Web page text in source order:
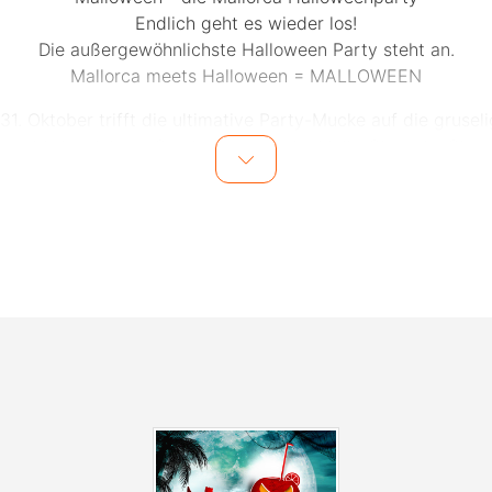
Endlich geht es wieder los!
Die außergewöhnlichste Halloween Party steht an.
Mallorca meets Halloween = MALLOWEEN
des Jahres. Sei dabei wenn die Malle-Stars die
der Ballei Neckarsulm zum Kochen bringen.